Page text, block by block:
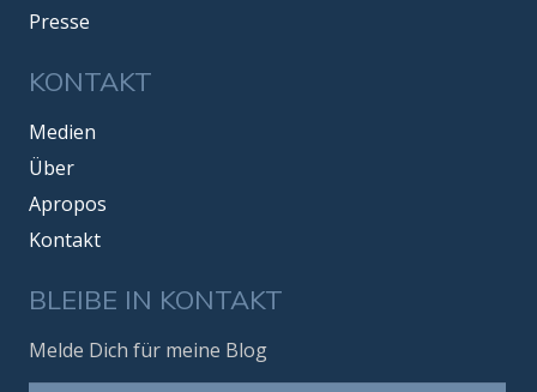
Presse
KONTAKT
Medien
Über
Apropos
Kontakt
BLEIBE IN KONTAKT
Melde Dich für meine Blog